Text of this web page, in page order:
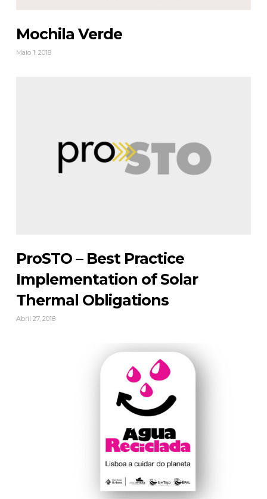
Mochila Verde
Maio 1, 2018
ProSTO – Best Practice
Implementation of Solar
Thermal Obligations
Abril 27, 2018